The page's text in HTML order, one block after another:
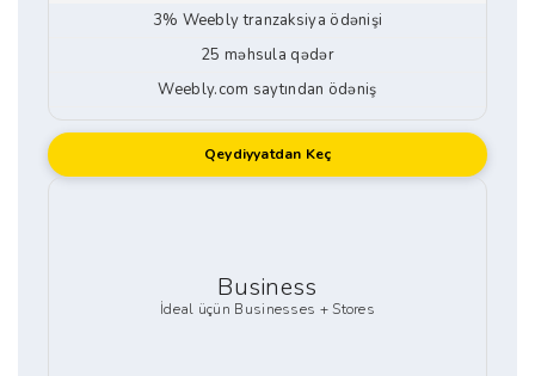
3% Weebly tranzaksiya ödənişi
25 məhsula qədər
Weebly.com saytından ödəniş
Qeydiyyatdan Keç
Business
İdeal üçün Businesses + Stores